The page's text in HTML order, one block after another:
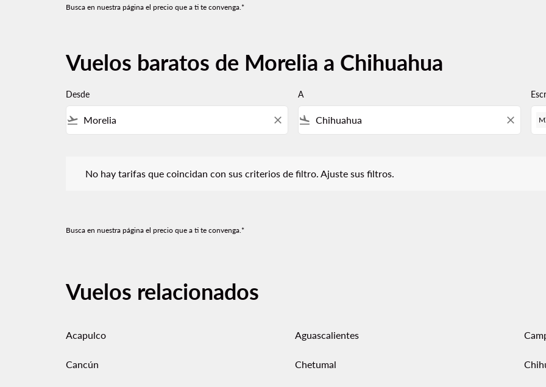
Busca en nuestra página el precio que a ti te convenga.*
Vuelos baratos de Morelia a Chihuahua
Desde
flight_takeoff close
A
flight_land close
No hay tarifas que coincidan con sus criterios de filtro. Ajuste sus filtros.
Busca en nuestra página el precio que a ti te convenga.*
Vuelos relacionados
Acapulco Aguascalientes
Cancún Chetumal